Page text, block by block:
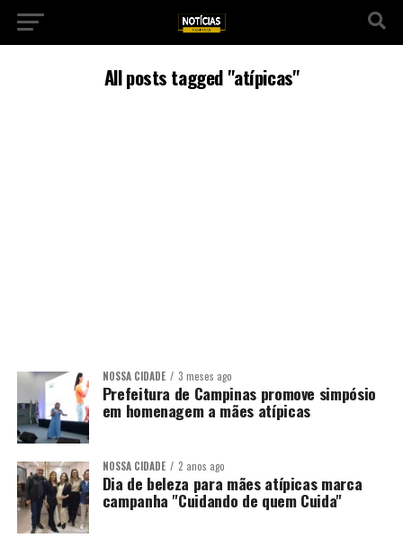
All posts tagged "atípicas"
NOSSA CIDADE 3 meses ago
Prefeitura de Campinas promove simpósio
em homenagem a mães atípicas
NOSSA CIDADE 2 anos ago
Dia de beleza para mães atípicas marca
campanha "Cuidando de quem Cuida"